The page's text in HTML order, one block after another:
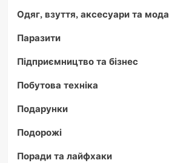
Одяг, взуття, аксесуари та мода
Паразити
Підприємництво та бізнес
Побутова техніка
Подарунки
Подорожі
Поради та лайфхаки